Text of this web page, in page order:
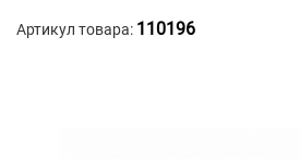
Артикул товара: 110196